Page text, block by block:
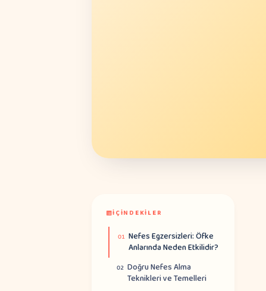
İÇINDEKILER
01 Nefes Egzersizleri: Öfke
Anlarında Neden Etkilidir?
02 Doğru Nefes Alma
Teknikleri ve Temelleri